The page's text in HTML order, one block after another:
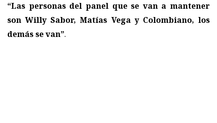
“Las personas del panel que se van a mantener
son Willy Sabor, Matías Vega y Colombiano, los
demás se van”.